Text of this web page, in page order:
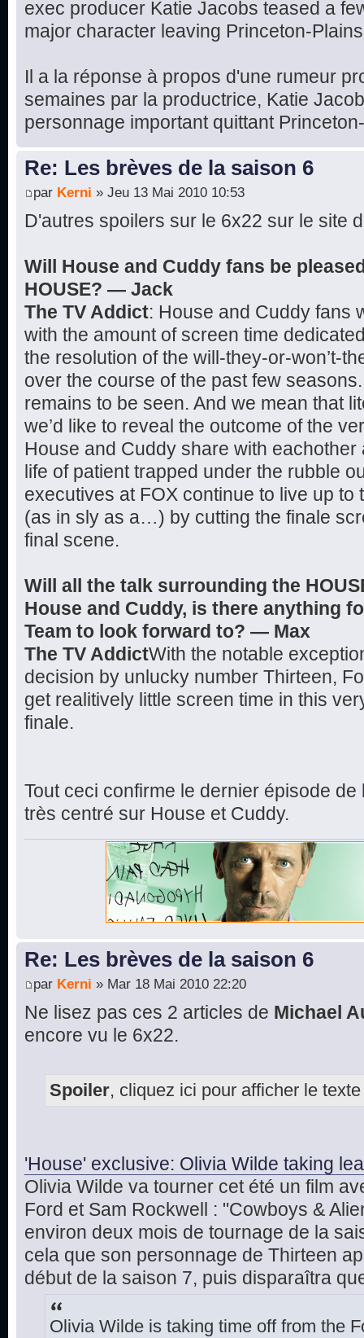
exec producer Katie Jacobs teased a
major character leaving Princeton-
Il a la réponse à propos d'une rumeur
semaines par la productrice, Katie
personnage important quittant
Re: Les brèves de la saison 6
par Kerni » Jeu 13 Mai 2010 10:53
D'autres spoilers sur le 6x22 sur le site
Will House and Cuddy fans be
HOUSE? — Jack
The TV Addict: House and Cuddy fans
with the amount of screen time
the resolution of the will-they-or-won’t-
over the course of the past few
remains to be seen. And we mean that
we’d like to reveal the outcome of the
House and Cuddy share with
life of patient trapped under the rubble
executives at FOX continue to live up to
(as in sly as a…) by cutting the finale
final scene.
Will all the talk surrounding the
House and Cuddy, is there anything
Team to look forward to? — Max
The TV AddictWith the notable
decision by unlucky number Thirteen,
get realitively little screen time in this
finale.
Tout ceci confirme le dernier épisode
très centré sur House et Cuddy.
Re: Les brèves de la saison 6
par Kerni » Mar 18 Mai 2010 22:20
Ne lisez pas ces 2 articles de Michael
encore vu le 6x22.
Spoiler, cliquez ici pour afficher le texte
'House' exclusive: Olivia Wilde taking
Olivia Wilde va tourner cet été un film
Ford et Sam Rockwell : "Cowboys &
environ deux mois de tournage de la
cela que son personnage de Thirteen
début de la saison 7, puis disparaîtra
Olivia Wilde is taking time off from the